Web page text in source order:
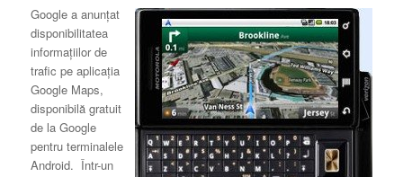
Google a anunţat
disponibilitatea
informaţiilor de
trafic pe aplicaţia
Google Maps,
disponibilă gratuit
de la Google
pentru terminalele
Android. Într-un